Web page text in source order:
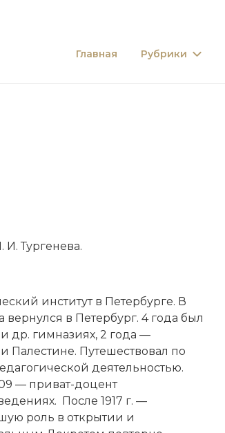
Главная Рубрики
Тургенева.
институт в Петербурге. В
в Петербург. 4 года был
др. гимназиях, 2 года —
Палестине. Путешествовал по
деятельностью.
— приват-доцент
После 1917 г. —
роль в открытии и